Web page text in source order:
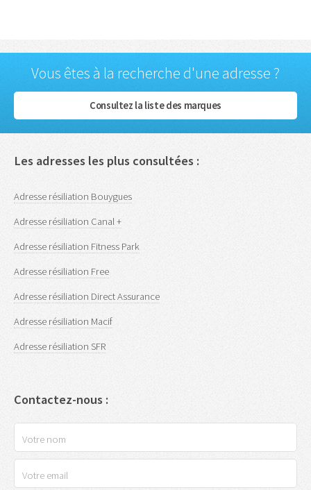
Vous êtes à la recherche d'une adresse ?
Consultez la liste des marques
Les adresses les plus consultées :
Adresse résiliation Bouygues
Adresse résiliation Canal +
Adresse résiliation Fitness Park
Adresse résiliation Free
Adresse résiliation Direct Assurance
Adresse résiliation Macif
Adresse résiliation SFR
Contactez-nous :